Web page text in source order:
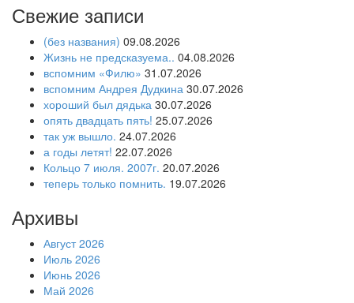
Свежие записи
(без названия) 09.08.2026
Жизнь не предсказуема.. 04.08.2026
вспомним «Филю» 31.07.2026
вспомним Андрея Дудкина 30.07.2026
хороший был дядька 30.07.2026
опять двадцать пять! 25.07.2026
так уж вышло. 24.07.2026
а годы летят! 22.07.2026
Кольцо 7 июля. 2007г. 20.07.2026
теперь только помнить. 19.07.2026
Архивы
Август 2026
Июль 2026
Июнь 2026
Май 2026